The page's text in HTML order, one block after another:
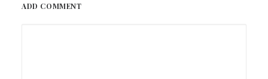
ADD COMMENT